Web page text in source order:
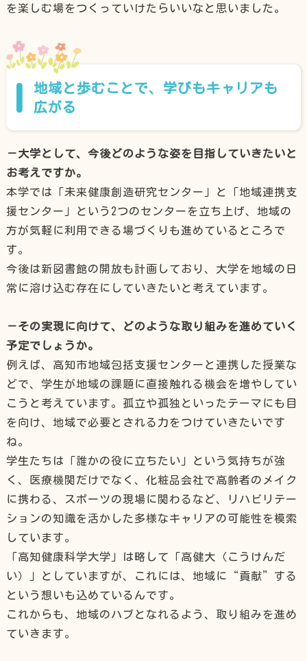
を楽しむ場をつくっていけたらいいなと思いました。
地域と歩むことで、学びもキャリアも
広がる
－大学として、今後どのような姿を目指していきたいと
お考えですか。
本学では「未来健康創造研究センター」と「地域連携支
援センター」という2つのセンターを立ち上げ、地域の
方が気軽に利用できる場づくりも進めているところで
す。
今後は新図書館の開放も計画しており、大学を地域の日
常に溶け込む存在にしていきたいと考えています。
－その実現に向けて、どのような取り組みを進めていく
予定でしょうか。
例えば、高知市地域包括支援センターと連携した授業な
どで、学生が地域の課題に直接触れる機会を増やしてい
こうと考えています。孤立や孤独といったテーマにも目
を向け、地域で必要とされる力をつけていきたいです
ね。
学生たちは「誰かの役に立ちたい」という気持ちが強
く、医療機関だけでなく、化粧品会社で高齢者のメイク
に携わる、スポーツの現場に関わるなど、リハビリテー
ションの知識を活かした多様なキャリアの可能性を模索
しています。
「高知健康科学大学」は略して「高健大（こうけんだ
い）」としていますが、これには、地域に“貢献”する
という想いも込めているんです。
これからも、地域のハブとなれるよう、取り組みを進め
ていきます。